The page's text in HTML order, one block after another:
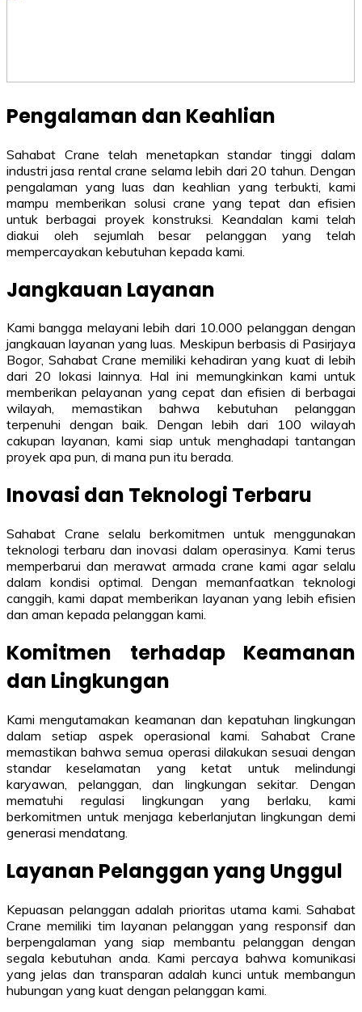
Pengalaman dan Keahlian
Sahabat Crane telah menetapkan standar tinggi dalam
industri jasa rental crane selama lebih dari 20 tahun. Dengan
pengalaman yang luas dan keahlian yang terbukti, kami
mampu memberikan solusi crane yang tepat dan efisien
untuk berbagai proyek konstruksi. Keandalan kami telah
diakui oleh sejumlah besar pelanggan yang telah
mempercayakan kebutuhan kepada kami.
Jangkauan Layanan
Kami bangga melayani lebih dari 10.000 pelanggan dengan
jangkauan layanan yang luas. Meskipun berbasis di Pasirjaya
Bogor, Sahabat Crane memiliki kehadiran yang kuat di lebih
dari 20 lokasi lainnya. Hal ini memungkinkan kami untuk
memberikan pelayanan yang cepat dan efisien di berbagai
wilayah, memastikan bahwa kebutuhan pelanggan
terpenuhi dengan baik. Dengan lebih dari 100 wilayah
cakupan layanan, kami siap untuk menghadapi tantangan
proyek apa pun, di mana pun itu berada.
Inovasi dan Teknologi Terbaru
Sahabat Crane selalu berkomitmen untuk menggunakan
teknologi terbaru dan inovasi dalam operasinya. Kami terus
memperbarui dan merawat armada crane kami agar selalu
dalam kondisi optimal. Dengan memanfaatkan teknologi
canggih, kami dapat memberikan layanan yang lebih efisien
dan aman kepada pelanggan kami.
Komitmen terhadap Keamanan
dan Lingkungan
Kami mengutamakan keamanan dan kepatuhan lingkungan
dalam setiap aspek operasional kami. Sahabat Crane
memastikan bahwa semua operasi dilakukan sesuai dengan
standar keselamatan yang ketat untuk melindungi
karyawan, pelanggan, dan lingkungan sekitar. Dengan
mematuhi regulasi lingkungan yang berlaku, kami
berkomitmen untuk menjaga keberlanjutan lingkungan demi
generasi mendatang.
Layanan Pelanggan yang Unggul
Kepuasan pelanggan adalah prioritas utama kami. Sahabat
Crane memiliki tim layanan pelanggan yang responsif dan
berpengalaman yang siap membantu pelanggan dengan
segala kebutuhan anda. Kami percaya bahwa komunikasi
yang jelas dan transparan adalah kunci untuk membangun
hubungan yang kuat dengan pelanggan kami.